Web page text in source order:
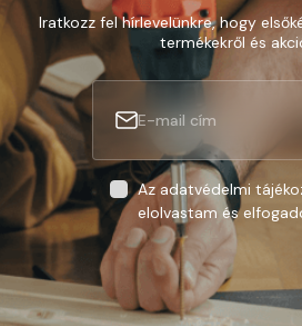
Iratkozz fel hírlevelünkre, hogy
termékekről és
Az adatvédelmi
elolvastam és